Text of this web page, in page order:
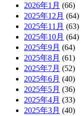
2026年1月 (66)
2025年12月 (64)
2025年11月 (63)
2025年10月 (64)
2025年9月 (64)
2025年8月 (61)
2025年7月 (52)
2025年6月 (40)
2025年5月 (36)
2025年4月 (33)
2025年3月 (40)